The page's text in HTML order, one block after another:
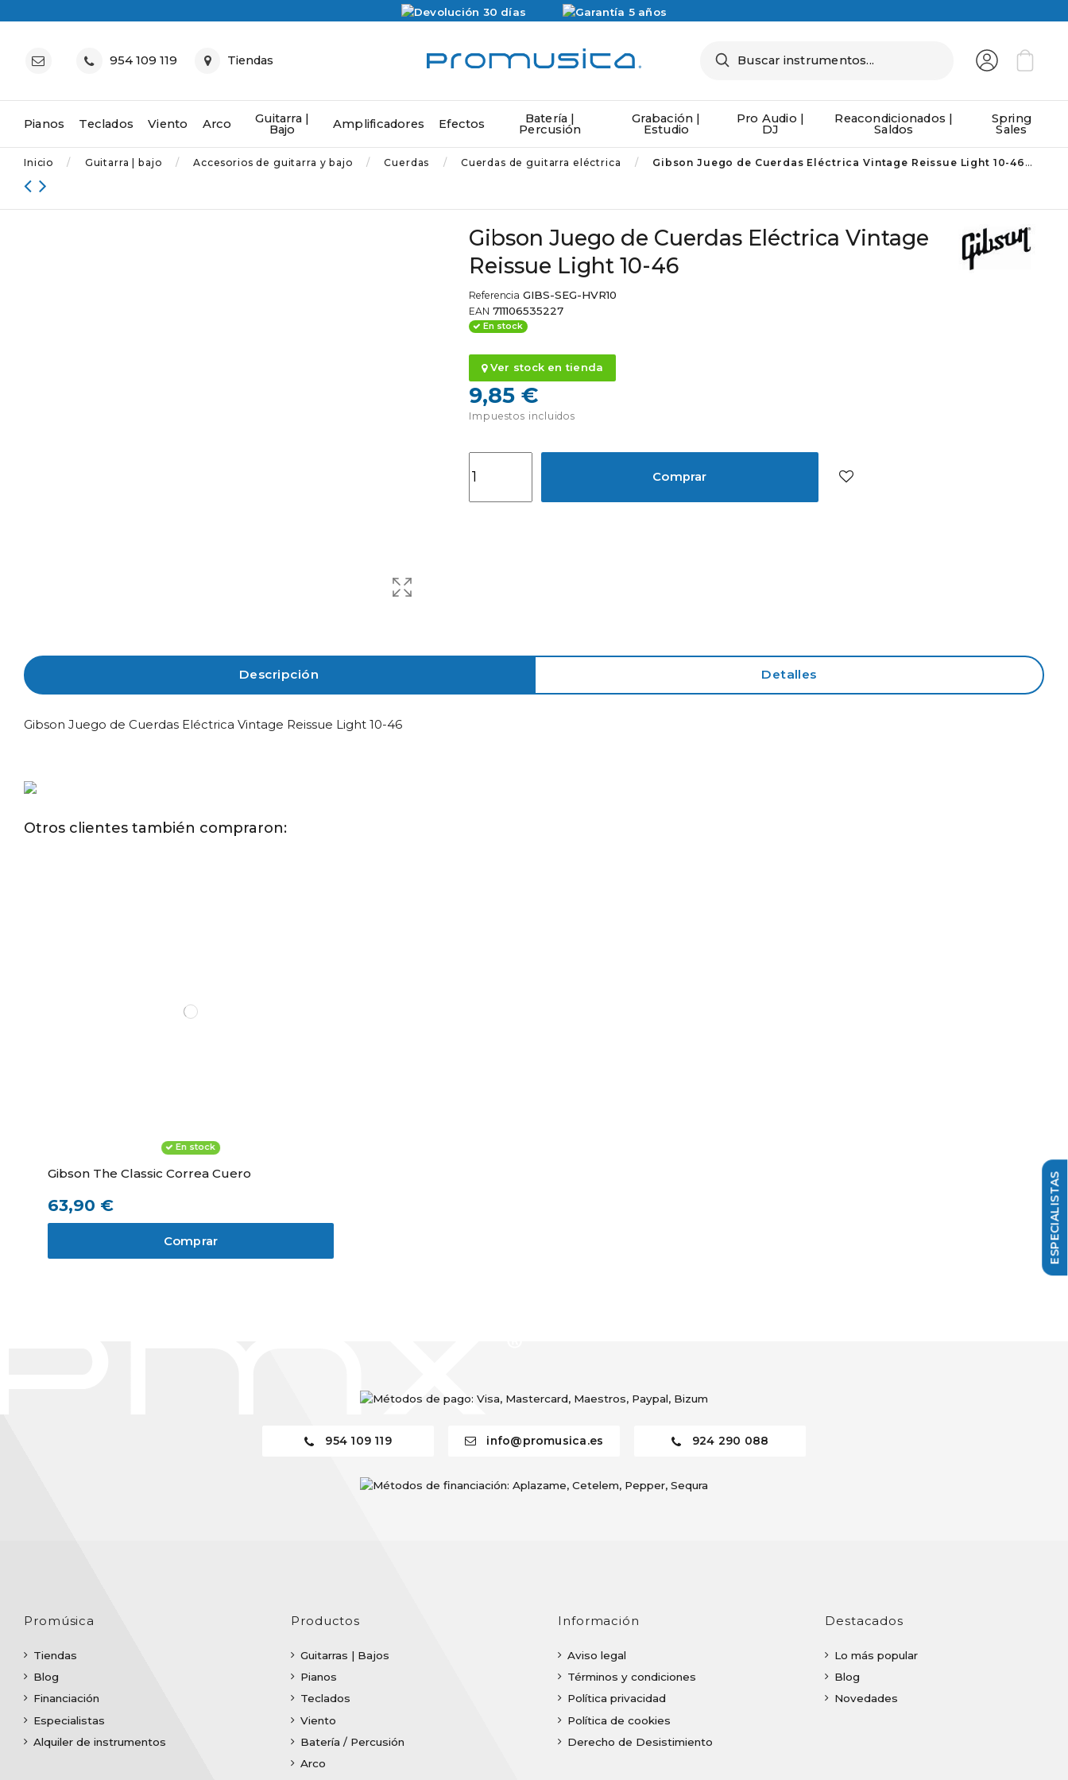
954 109 119 Tiendas
Pianos Teclados Viento Arco Guitarra |
Bajo Amplificadores Efectos Batería |
Percusión
Grabación |
Estudio
Pro Audio |
DJ
Reacondicionados |
Saldos
Spring
Sales
Inicio Guitarra | bajo Accesorios de guitarra y bajo Cuerdas Cuerdas de guitarra eléctrica Gibson Juego de Cuerdas Eléctrica Vintage Reissue Light 10-46
Gibson Juego de Cuerdas Eléctrica Vintage
Reissue Light 10-46
Referencia GIBS-SEG-HVR10
EAN 711106535227
En stock
Ver stock en tienda
9,85 €
Impuestos incluidos
Comprar
Descripción Detalles
Gibson Juego de Cuerdas Eléctrica Vintage Reissue Light 10-46
Otros clientes también compraron:
En stock
Gibson The Classic Correa Cuero
63,90 €
Comprar
954 109 119 info@promusica.es 924 290 088
Promúsica
Tiendas
Blog
Financiación
Especialistas
Alquiler de instrumentos
Productos
Guitarras | Bajos
Pianos
Teclados
Viento
Batería / Percusión
Arco
Información
Aviso legal
Términos y condiciones
Política privacidad
Política de cookies
Derecho de Desistimiento
Destacados
Lo más popular
Blog
Novedades